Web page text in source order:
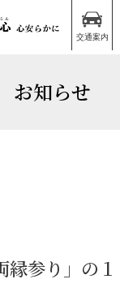
交通案内
お知らせ
縁参り」の